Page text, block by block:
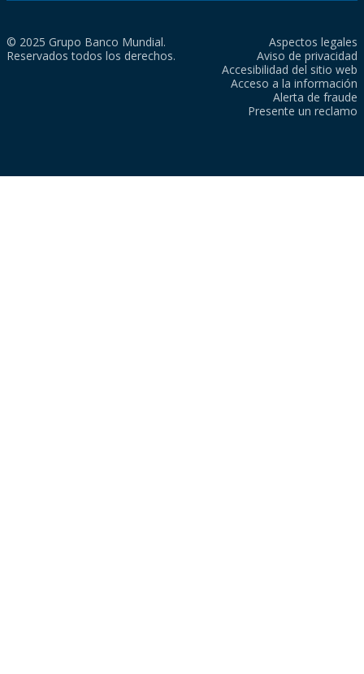
© 2025 Grupo Banco Mundial.
Reservados todos los derechos.
Aspectos legales
Aviso de privacidad
Accesibilidad del sitio web
Acceso a la información
Alerta de fraude
Presente un reclamo